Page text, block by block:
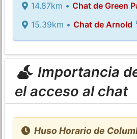
14.87km • Chat de Green
15.39km • Chat de Arnold
Importancia
el acceso al chat
Huso Horario de